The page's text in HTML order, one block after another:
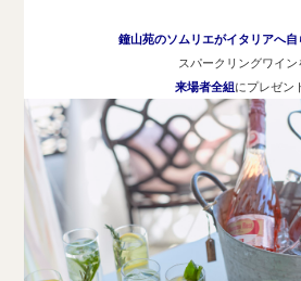
鐘山苑のソムリエがイタリアへ自
スパークリングワイン
来場者全組 にプレゼン